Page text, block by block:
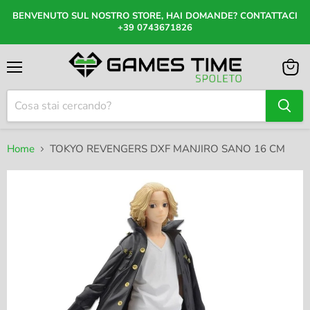
BENVENUTO SUL NOSTRO STORE, HAI DOMANDE? CONTATTACI
+39 0743671826
il
Home TOKYO REVENGERS DXF MANJIRO SANO 16 CM